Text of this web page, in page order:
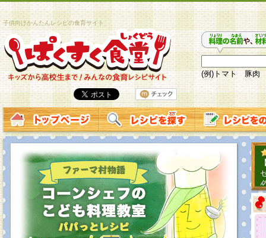
子供向けかんたんレシピの食育サイト
(例)トマト 豚肉